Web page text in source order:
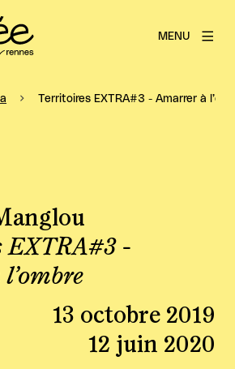
MENU
Territoires EXTRA#3 - Amarrer à
EXTRA#3 -
13 octobre 2019
12 juin 2020